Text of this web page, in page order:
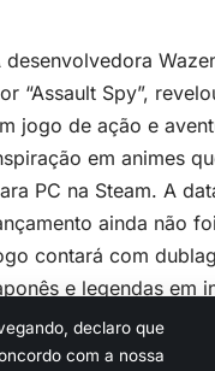
declaro que
com a nossa
eTermos de
desenvolvedora
“Assault Spy”,
jogo de ação e
em animes
PC na Steam. A
ainda não
contará com
e legendas em
umavisão geral